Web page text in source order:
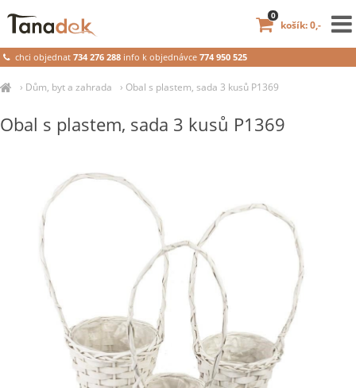
› Dům, byt a zahrada › Obal s plastem, sada 3 kusů P1369
Obal s plastem, sada 3 kusů P1369
chci objednat734 276 288 info k objednávce 774 950 525
košík: 0,-
0